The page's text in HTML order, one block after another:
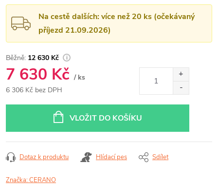
Na cestě dalších: více než 20 ks (očekávaný
příjezd 21.09.2026)
12 630 Kč
7 630 Kč / ks
6 306 Kč bez DPH
VLOŽIT DO KOŠÍKU
Dotaz k produktu Hlídací pes Sdílet
Značka:CERANO